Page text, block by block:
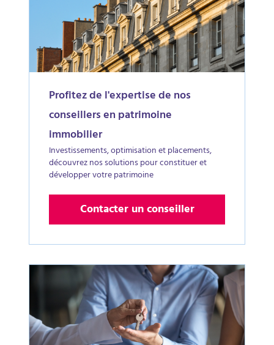
Profitez de l'expertise de nos
conseillers en patrimoine
immobilier
Investissements, optimisation et placements,
découvrez nos solutions pour constituer et
développer votre patrimoine
Contacter un conseiller